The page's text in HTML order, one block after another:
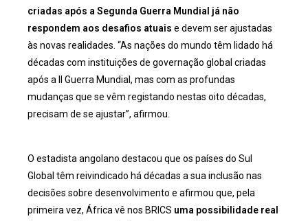
criadas após a Segunda Guerra Mundial já não
respondem aos desafios atuais e devem ser ajustadas
às novas realidades. “As nações do mundo têm lidado há
décadas com instituições de governação global criadas
após a II Guerra Mundial, mas com as profundas
mudanças que se vêm registando nestas oito décadas,
precisam de se ajustar”, afirmou.
O estadista angolano destacou que os países do Sul
Global têm reivindicado há décadas a sua inclusão nas
decisões sobre desenvolvimento e afirmou que, pela
primeira vez, África vê nos BRICS uma possibilidade real